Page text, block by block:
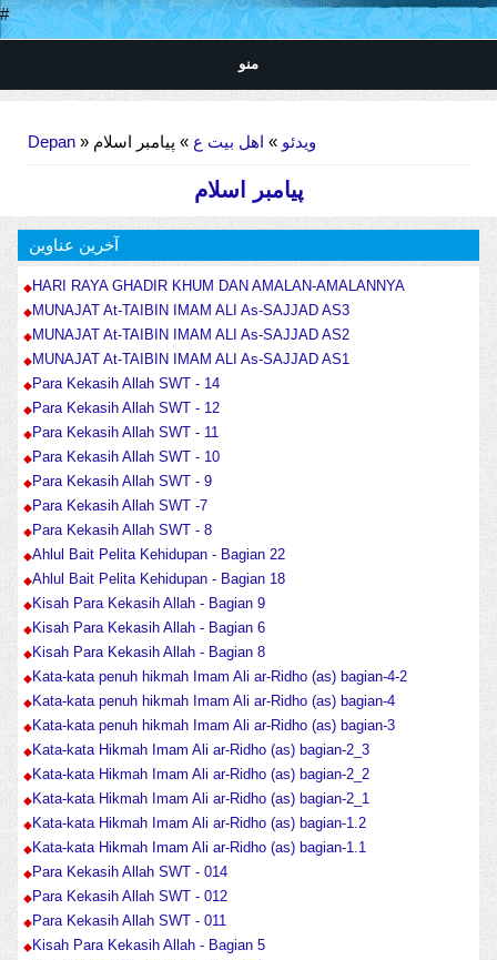
#
منو
Depan » ویدئو » اهل بیت ع » پیامبر اسلام
پیامبر اسلام
آخرین عناوین
HARI RAYA GHADIR KHUM DAN AMALAN-AMALANNYA
MUNAJAT At-TAIBIN IMAM ALI As-SAJJAD AS3
MUNAJAT At-TAIBIN IMAM ALI As-SAJJAD AS2
MUNAJAT At-TAIBIN IMAM ALI As-SAJJAD AS1
Para Kekasih Allah SWT - 14
Para Kekasih Allah SWT - 12
Para Kekasih Allah SWT - 11
Para Kekasih Allah SWT - 10
Para Kekasih Allah SWT - 9
Para Kekasih Allah SWT -7
Para Kekasih Allah SWT - 8
Ahlul Bait Pelita Kehidupan - Bagian 22
Ahlul Bait Pelita Kehidupan - Bagian 18
Kisah Para Kekasih Allah - Bagian 9
Kisah Para Kekasih Allah - Bagian 6
Kisah Para Kekasih Allah - Bagian 8
Kata-kata penuh hikmah Imam Ali ar-Ridho (as) bagian-4-2
Kata-kata penuh hikmah Imam Ali ar-Ridho (as) bagian-4
Kata-kata penuh hikmah Imam Ali ar-Ridho (as) bagian-3
Kata-kata Hikmah Imam Ali ar-Ridho (as) bagian-2_3
Kata-kata Hikmah Imam Ali ar-Ridho (as) bagian-2_2
Kata-kata Hikmah Imam Ali ar-Ridho (as) bagian-2_1
Kata-kata Hikmah Imam Ali ar-Ridho (as) bagian-1.2
Kata-kata Hikmah Imam Ali ar-Ridho (as) bagian-1.1
Para Kekasih Allah SWT - 014
Para Kekasih Allah SWT - 012
Para Kekasih Allah SWT - 011
Kisah Para Kekasih Allah - Bagian 5